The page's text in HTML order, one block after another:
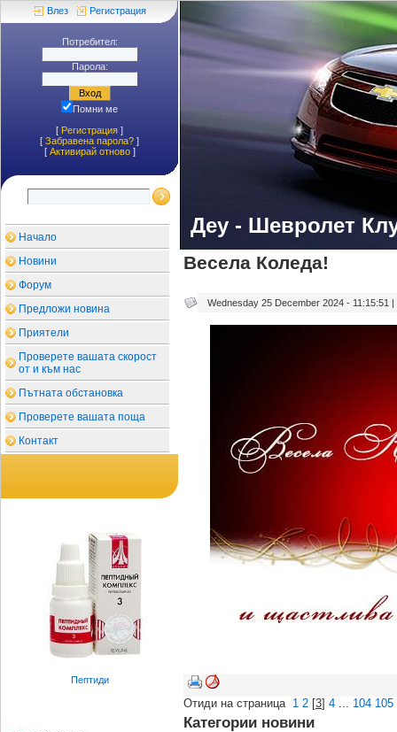
Влез Регистрация
Потребител:
Парола:
Помни ме
[ Регистрация ]
[ Забравена парола? ]
[ Aктивирай отново]
Начало
Новини
Форум
Предложи новина
Приятели
Проверете вашата скорост
от и към нас
Пътната обстановка
Проверете вашата поща
Контакт
Пептиди
Деу - Шевролет
Весела Коледа!
Wednesday 25 December 2024 - 11:15:51 |
Отиди на страница 1 2 [3] 4 ... 104 105
Категории новини